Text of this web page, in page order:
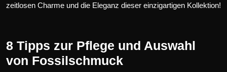
zeitlosen Charme und die Eleganz dieser einzigartigen Kollektion!
8 Tipps zur Pflege und Auswahl
von Fossilschmuck